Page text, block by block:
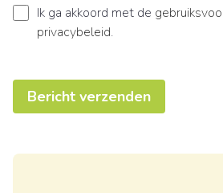
Ik ga akkoord met de
privacybeleid.
Bericht verzenden